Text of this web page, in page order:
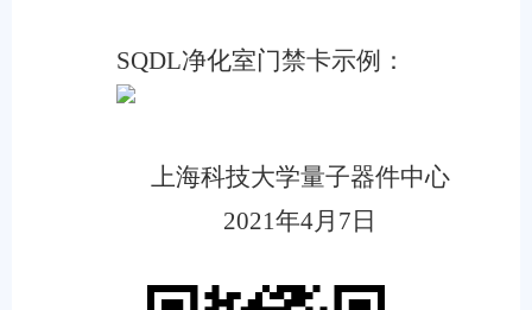
SQDL净化室门禁卡示例：
上海科技大学量子器件中心
2021年4月 7 日